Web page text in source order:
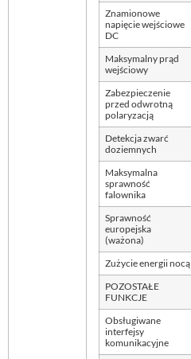
Znamionowe
napięcie wejściowe
DC
Maksymalny prąd
wejściowy
Zabezpieczenie
przed odwrotną
polaryzacją
Detekcja zwarć
doziemnych
Maksymalna
sprawność
falownika
Sprawność
europejska
(ważona)
Zużycie energii nocą
POZOSTAŁE
FUNKCJE
Obsługiwane
interfejsy
komunikacyjne